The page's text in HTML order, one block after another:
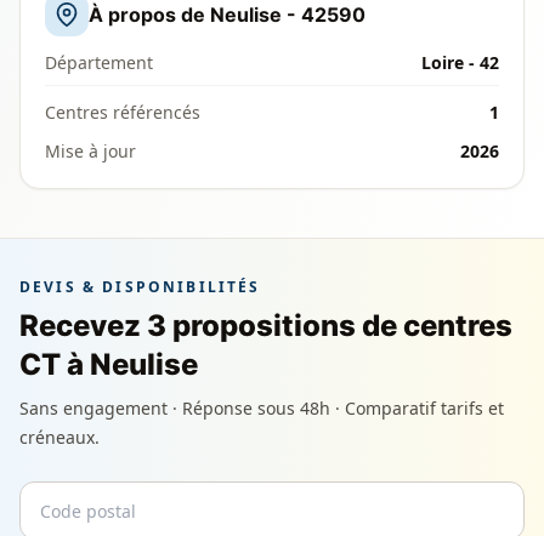
À propos de Neulise - 42590
Département Loire - 42
Centres référencés
1
Mise à jour
2026
DEVIS & DISPONIBILITÉS
Recevez 3 propositions de centres
CT à Neulise
Sans engagement · Réponse sous 48h · Comparatif tarifs et
créneaux.
Code postal
Email